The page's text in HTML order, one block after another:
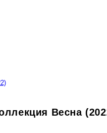
Весна